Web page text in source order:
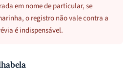
em nome de particular, se
o registro não vale contra a
é indispensável.